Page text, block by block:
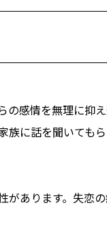
の感情を無理に抑
族に話を聞いても
があります。失恋